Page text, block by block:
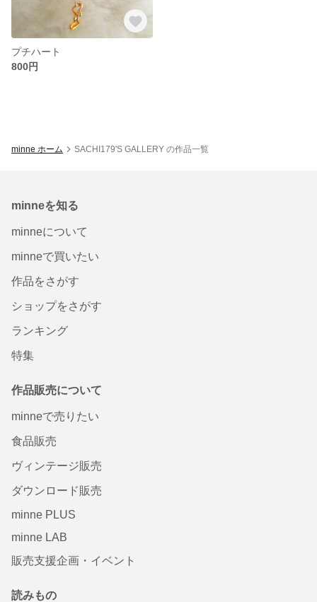
プチハート
800円
minne ホーム SACHI179'S GALLERY の作品一覧
minneを知る
minneについて
minneで買いたい
作品をさがす
ショップをさがす
ランキング
特集
作品販売について
minneで売りたい
食品販売
ヴィンテージ販売
ダウンロード販売
minne PLUS
minne LAB
販売支援企画・イベント
読みもの